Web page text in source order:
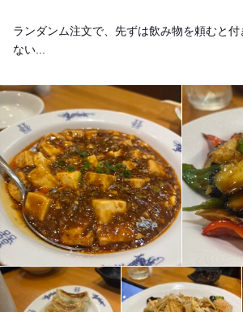
ランダンム注文で、先ずは飲み物を頼むと
ない...